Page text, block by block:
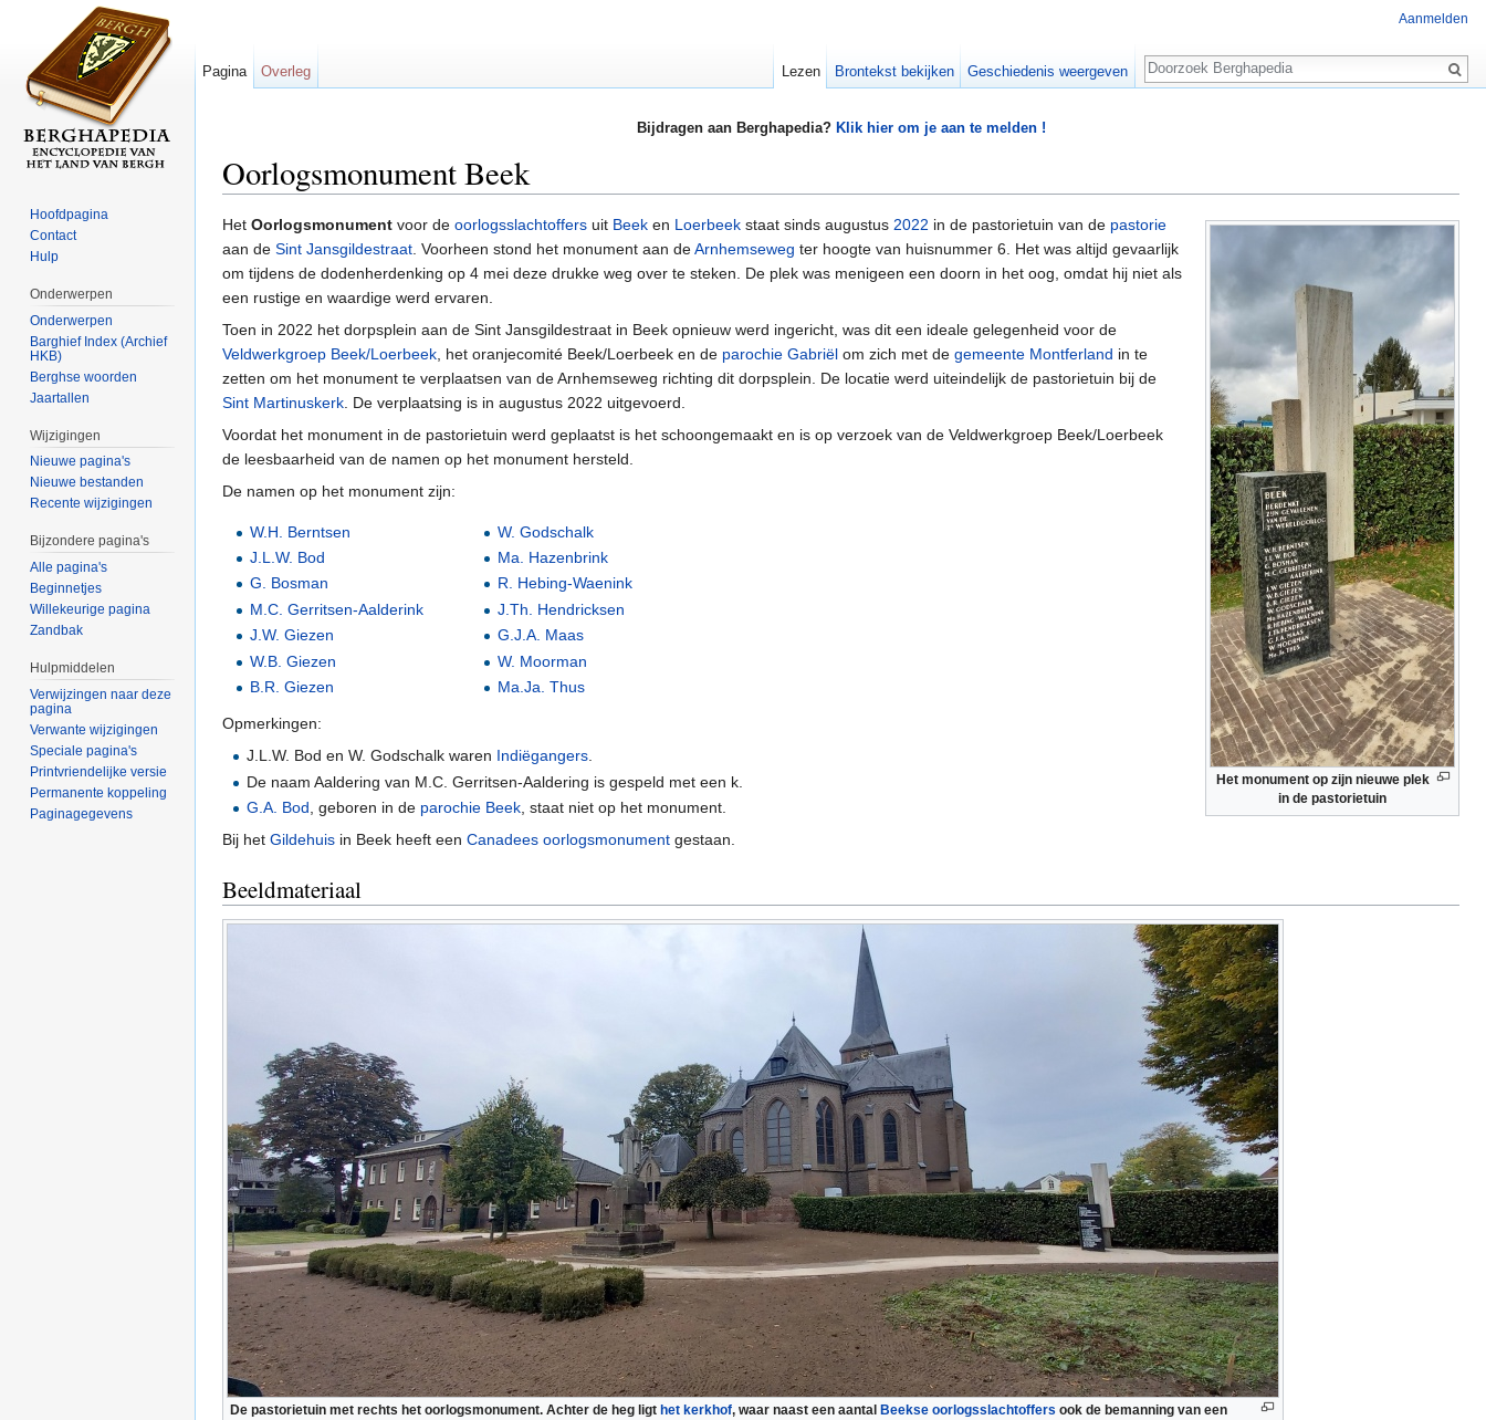
Bijdragen aan Berghapedia? Klik hier om je aan te melden !
Oorlogsmonument Beek
Het monument op zijn nieuwe plek
in de pastorietuin
Het Oorlogsmonument voor de oorlogsslachtoffers uit Beek en Loerbeek staat sinds augustus 2022 in de pastorietuin van de pastorie
aan de Sint Jansgildestraat. Voorheen stond het monument aan deArnhemseweg ter hoogte van huisnummer 6. Het was altijd gevaarlijk
om tijdens de dodenherdenking op 4 mei deze drukke weg over te steken. De plek was menigeen een doorn in het oog, omdat hij niet als
een rustige en waardige werd ervaren.
Toen in 2022 het dorpsplein aan de Sint Jansgildestraat in Beek opnieuw werd ingericht, was dit een ideale gelegenheid voor de
Veldwerkgroep Beek/Loerbeek, het oranjecomité Beek/Loerbeek en de parochie Gabriël om zich met de gemeente Montferland in te
zetten om het monument te verplaatsen van de Arnhemseweg richting dit dorpsplein. De locatie werd uiteindelijk de pastorietuin bij de
Sint Martinuskerk. De verplaatsing is in augustus 2022 uitgevoerd.
Voordat het monument in de pastorietuin werd geplaatst is het schoongemaakt en is op verzoek van de Veldwerkgroep Beek/Loerbeek
de leesbaarheid van de namen op het monument hersteld.
De namen op het monument zijn:
W.H. Berntsen
J.L.W. Bod
G. Bosman
M.C. Gerritsen-Aalderink
J.W. Giezen
W.B. Giezen
B.R. Giezen
W. Godschalk
Ma. Hazenbrink
R. Hebing-Waenink
J.Th. Hendricksen
G.J.A. Maas
W. Moorman
Ma.Ja. Thus
Opmerkingen:
J.L.W. Bod en W. Godschalk waren Indiëgangers.
De naam Aaldering van M.C. Gerritsen-Aaldering is gespeld met een k.
G.A. Bod , geboren in de parochie Beek , staat niet op het monument.
Bij het Gildehuis in Beek heeft een Canadees oorlogsmonument gestaan.
Beeldmateriaal
De pastorietuin met rechts het oorlogsmonument. Achter de heg ligt het kerkhof, waar naast een aantal Beekse oorlogsslachtoffers ook de bemanning van een
Aanmelden
Pagina Overleg Lezen Brontekst bekijken Geschiedenis weergeven
Zoeken
Hoofdpagina
Contact
Hulp
Onderwerpen
Onderwerpen
Barghief Index (Archief
HKB)
Berghse woorden
Jaartallen
Wijzigingen
Nieuwe pagina's
Nieuwe bestanden
Recente wijzigingen
Bijzondere pagina's
Alle pagina's
Beginnetjes
Willekeurige pagina
Zandbak
Hulpmiddelen
Verwijzingen naar deze
pagina
Verwante wijzigingen
Speciale pagina's
Printvriendelijke versie
Permanente koppeling
Paginagegevens